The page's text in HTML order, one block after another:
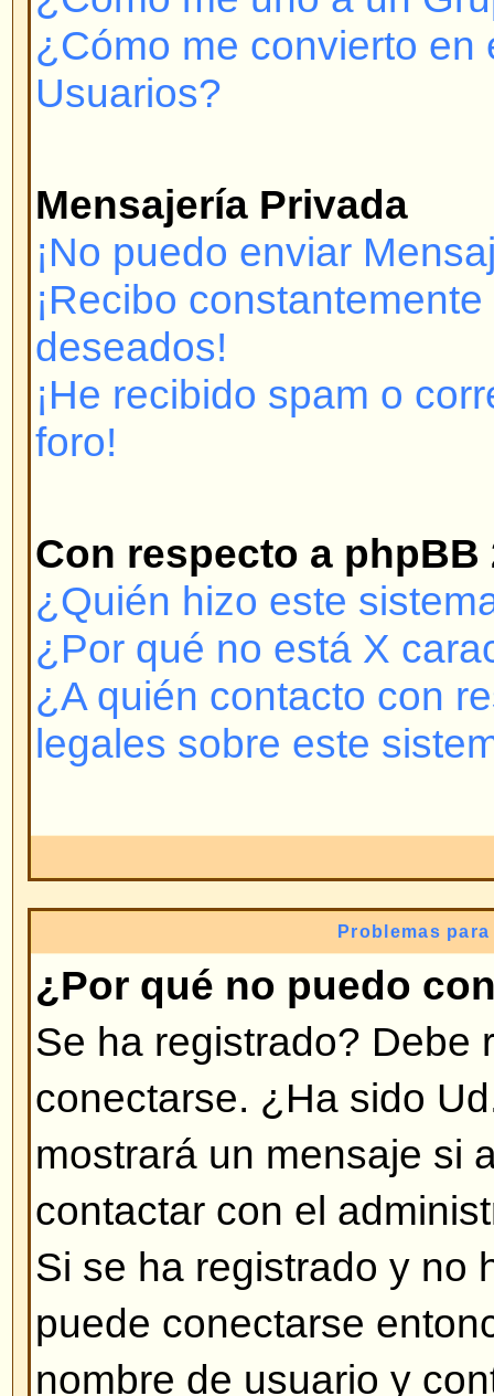
Se ha registrado? Debe
conectarse. ¿Ha sido Ud.
mostrará un mensaje si así es.)
contactar con el administrador
Si se ha registrado y no ha sido
puede conectarse entonces
puede llegar a haber una
foro.
Volver arriba
¿Por qué necesito
No está obligado a hacerlo --
para crear mensajes nuevos o
registrado le da muchas
invitado no difrutaría, como
personalizado (avatar),
subscripción a grupos de
tomará unos segundos y es
hacerlo.
Volver arriba
¿Por qué me desconecta
Si no activa la opción
foro sólo lo mantendrá
tiempo. Esto previene el uso de
personas. Para mantenerse